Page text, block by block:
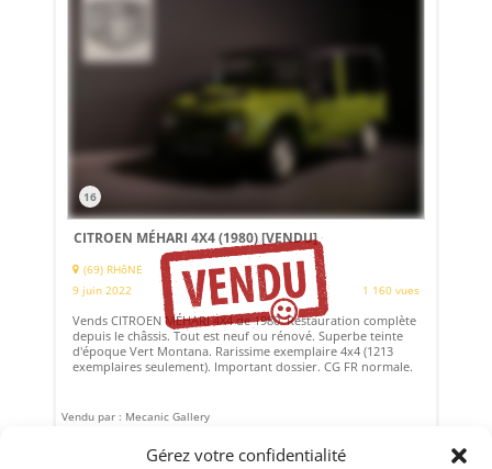
Gérez votre confidentialité
16
CITROEN MÉHARI 4X4 (1980)[VENDU]
(69) RHôNE
9 juin 2022
1 160 vues
Vends CITROEN MÉHARI 4X4 de 1980. Restauration complète
depuis le châssis. Tout est neuf ou rénové. Superbe teinte
d'époque Vert Montana. Rarissime exemplaire 4x4 (1213
exemplaires seulement). Important dossier. CG FR normale.
Vendu par : Mecanic Gallery